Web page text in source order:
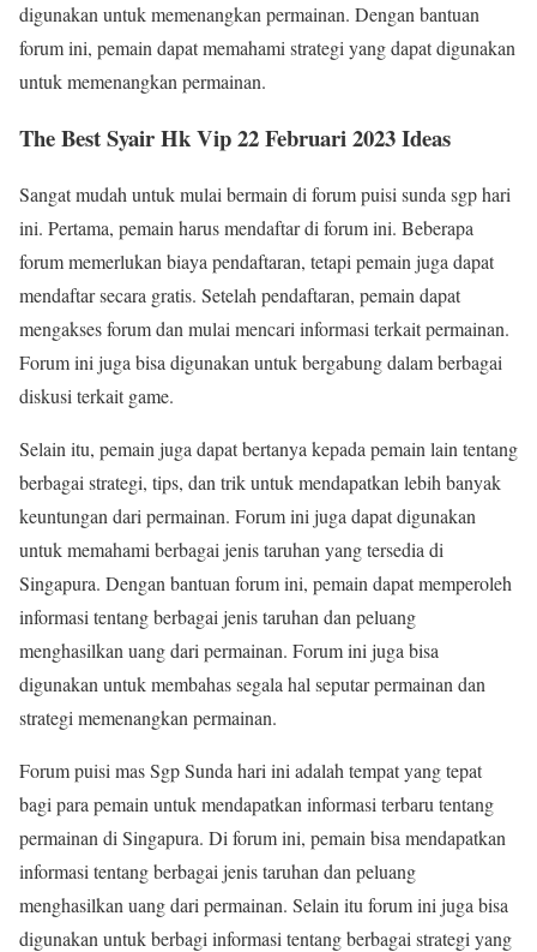
digunakan untuk memenangkan permainan. Dengan bantuan
forum ini, pemain dapat memahami strategi yang dapat digunakan
untuk memenangkan permainan.
The Best Syair Hk Vip 22 Februari 2023 Ideas
Sangat mudah untuk mulai bermain di forum puisi sunda sgp hari
ini. Pertama, pemain harus mendaftar di forum ini. Beberapa
forum memerlukan biaya pendaftaran, tetapi pemain juga dapat
mendaftar secara gratis. Setelah pendaftaran, pemain dapat
mengakses forum dan mulai mencari informasi terkait permainan.
Forum ini juga bisa digunakan untuk bergabung dalam berbagai
diskusi terkait game.
Selain itu, pemain juga dapat bertanya kepada pemain lain tentang
berbagai strategi, tips, dan trik untuk mendapatkan lebih banyak
keuntungan dari permainan. Forum ini juga dapat digunakan
untuk memahami berbagai jenis taruhan yang tersedia di
Singapura. Dengan bantuan forum ini, pemain dapat memperoleh
informasi tentang berbagai jenis taruhan dan peluang
menghasilkan uang dari permainan. Forum ini juga bisa
digunakan untuk membahas segala hal seputar permainan dan
strategi memenangkan permainan.
Forum puisi mas Sgp Sunda hari ini adalah tempat yang tepat
bagi para pemain untuk mendapatkan informasi terbaru tentang
permainan di Singapura. Di forum ini, pemain bisa mendapatkan
informasi tentang berbagai jenis taruhan dan peluang
menghasilkan uang dari permainan. Selain itu forum ini juga bisa
digunakan untuk berbagi informasi tentang berbagai strategi yang